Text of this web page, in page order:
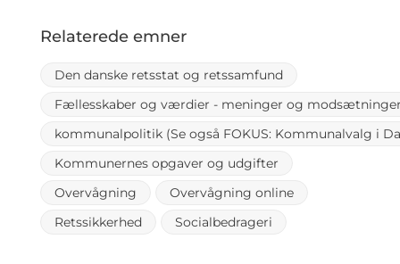
Relaterede emner
Den danske retsstat og retssamfund
Fællesskaber og værdier - meninger og
kommunalpolitik (Se også FOKUS: Kommunalvalg i
Kommunernes opgaver og udgifter
Overvågning
Overvågning online
Retssikkerhed
Socialbedrageri